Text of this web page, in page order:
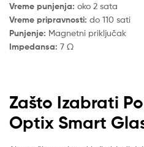
Vreme punjenja: oko 2 sata
Vreme pripravnosti: do 110 sati
Punjenje: Magnetni priključak
Impedansa: 7 Ω
Zašto Izabrati
Optix Smart